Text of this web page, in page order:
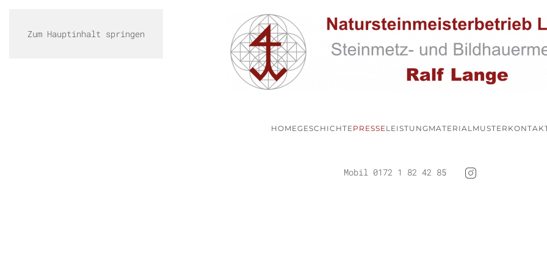
Zum Hauptinhalt springen
HOMEGESCHICHTEPRESSELEISTUNGMATERIALMUSTER
Mobil 0172 1 82 42 85